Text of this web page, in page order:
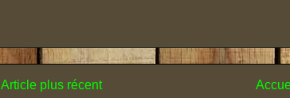
Article plus récent